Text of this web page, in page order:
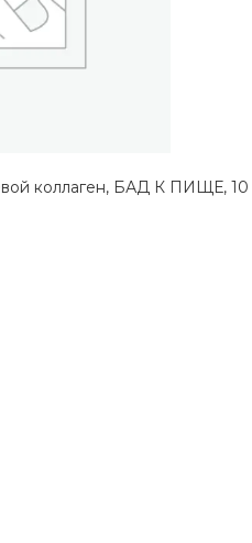
коллаген, БАД К ПИЩЕ, 10